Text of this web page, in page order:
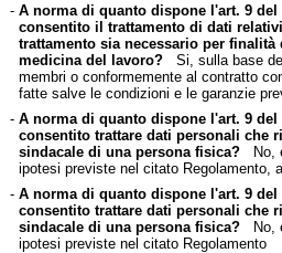
- A norma di quanto dispone l'art. 9 del
consentito il trattamento di dati
trattamento sia necessario per
medicina del lavoro?Si, sulla base del
membri o conformemente al contratto
fatte salve le condizioni e le garanzie
- A norma di quanto dispone l'art. 9 del
consentito trattare dati personali che
sindacale di una persona fisica?No, è
ipotesi previste nel citato Regolamento,
- A norma di quanto dispone l'art. 9 del
consentito trattare dati personali che
sindacale di una persona fisica?No, è
ipotesi previste nel citato Regolamento